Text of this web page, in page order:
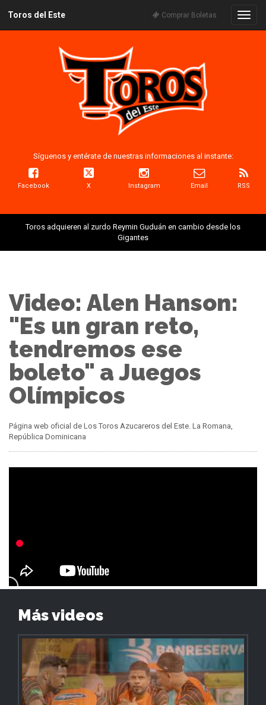
Toros del Este Comprar Boletas
Síguenos y entérate de nuestras informaciones al instante:
Facebook X Instagram Email RSS
Toros adquieren al zurdo Reymin Guduán en cambio desde los
Gigantes
Video: Alen Hanson:
"Es un gran reto,
tendremos ese
boleto" a Juegos
Olímpicos
Página web oficial de Los Toros Azucareros del Este. La Romana,
República Dominicana
Más videos